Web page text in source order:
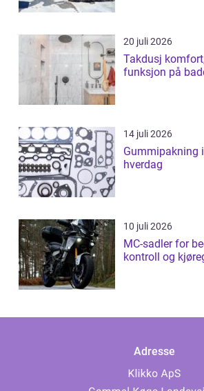
20 juli 2026
Takdusj komfort, design og
funksjon på
14 juli 2026
Gummipakning
hverdag
10 juli 2026
MC-sadler for
kontroll og
Adresse